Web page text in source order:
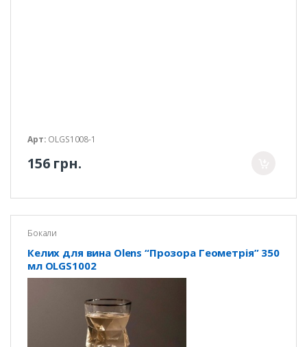
Арт: OLGS1008-1
156 грн.
Бокали
Келих для вина Olens “Прозора Геометрія” 350
мл OLGS1002